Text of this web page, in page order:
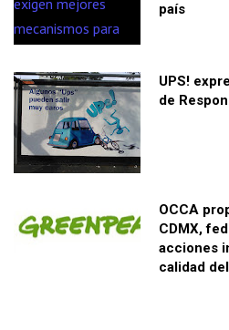
país
UPS!
de
OCCA
CDMX,
acciones
calidad